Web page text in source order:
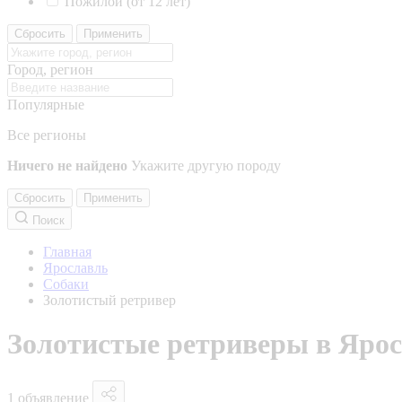
Сбросить Применить
Город, регион
Популярные
Все регионы
Ничего не найдено Укажите другую породу
Сбросить
Применить
Поиск
Главная
Ярославль
Собаки
Золотистый ретривер
Золотистые ретриверы в
1 объявление